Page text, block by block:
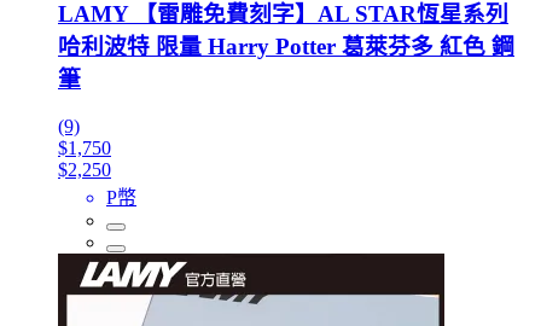
LAMY 【雷雕免費刻字】AL STAR恆星系列
哈利波特 限量 Harry Potter 葛萊芬多 紅色 鋼
筆
(9)
$1,750
$2,250
P幣